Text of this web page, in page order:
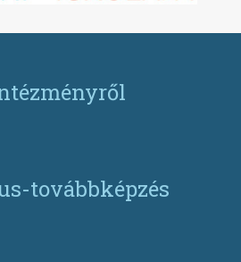
továbbképzés